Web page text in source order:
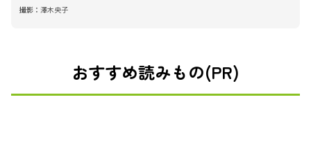
撮影： 澤木央子
おすすめ読みもの(PR)